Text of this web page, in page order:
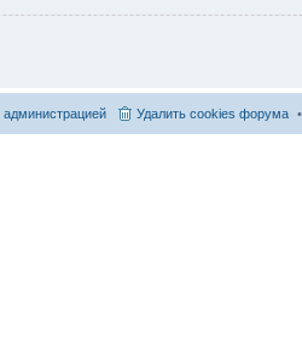
Удалить cookies форума
администрацией